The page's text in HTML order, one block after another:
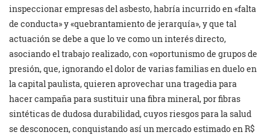
inspeccionar empresas del asbesto, habría incurrido en «falta
de conducta» y «quebrantamiento de jerarquía», y que tal
actuación se debe a que lo ve como un interés directo,
asociando el trabajo realizado, con «oportunismo de grupos de
presión, que, ignorando el dolor de varias familias en duelo en
la capital paulista, quieren aprovechar una tragedia para
hacer campaña para sustituir una fibra mineral, por fibras
sintéticas de dudosa durabilidad, cuyos riesgos para la salud
se desconocen, conquistando así un mercado estimado en R$